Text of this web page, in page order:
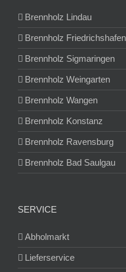
Brennholz Lindau
Brennholz Friedrichshafen
Brennholz Sigmaringen
Brennholz Weingarten
Brennholz Wangen
Brennholz Konstanz
Brennholz Ravensburg
Brennholz Bad Saulgau
SERVICE
Abholmarkt
Lieferservice